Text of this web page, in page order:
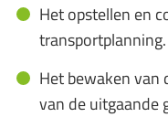
Het opstellen en
transportplanning.
Het bewaken
van de uitgaande